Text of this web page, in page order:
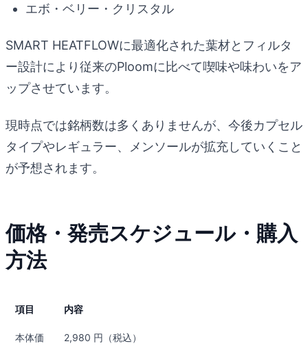
エボ・ベリー・クリスタル
SMART HEATFLOWに最適化された葉材とフィルタ
ー設計により従来のPloomに比べて喫味や味わいをア
ップさせています。
現時点では銘柄数は多くありませんが、今後カプセル
タイプやレギュラー、メンソールが拡充していくこと
が予想されます。
価格・発売スケジュール・購入
方法
項目 内容
本体価
2,980 円（税込）